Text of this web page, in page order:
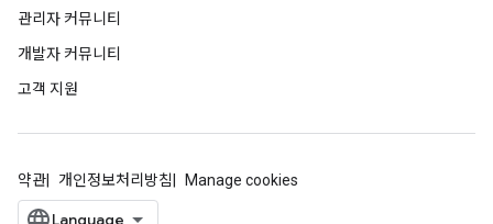
관리자 커뮤니티
개발자 커뮤니티
고객 지원
약관 개인정보처리방침 Manage cookies